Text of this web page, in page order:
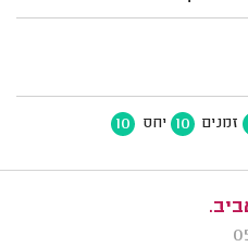
זמנים 10 יחס 10